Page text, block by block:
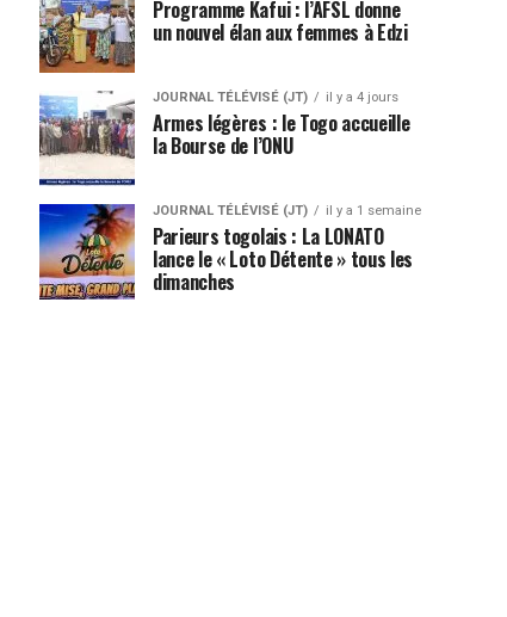
Programme Kafui : l’AFSL donne
un nouvel élan aux femmes à Edzi
JOURNAL TÉLÉVISÉ (JT) il y a 4 jours
Armes légères : le Togo accueille
la Bourse de l’ONU
JOURNAL TÉLÉVISÉ (JT) il y a 1 semaine
Parieurs togolais : La LONATO
lance le « Loto Détente » tous les
dimanches